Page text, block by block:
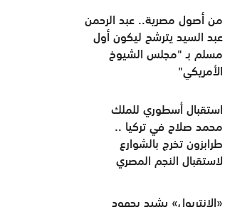
من أصول مصرية.. عبد الرحمن
عبد السيد يترشح ليكون أول
مسلم بـ "مجلس الشيوخ
الأمريكي"
استقبال أسطوري للملك
محمد صلاح في تركيا ..
طرابزون تخرج بالشوارع
لاستقبال النجم المصري